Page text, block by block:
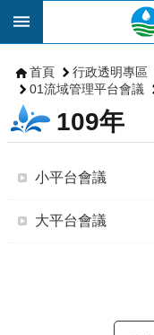
跳到主要內容區塊
首頁 行政透明專區
01流域管理平台會議
109年
小平台會議
大平台會議